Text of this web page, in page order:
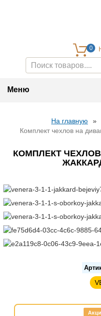
0
Меню
На главную »
Комплект чехлов на
КОМПЛЕКТ